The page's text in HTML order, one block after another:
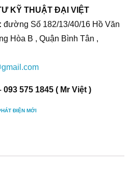
KỸ THUẬT ĐẠI VIỆT
đường Số 182/13/40/16 Hồ Văn
Hòa B , Quận Bình Tân ,
575 1845 ( Mr Việt )
ĐIỆN MỚI